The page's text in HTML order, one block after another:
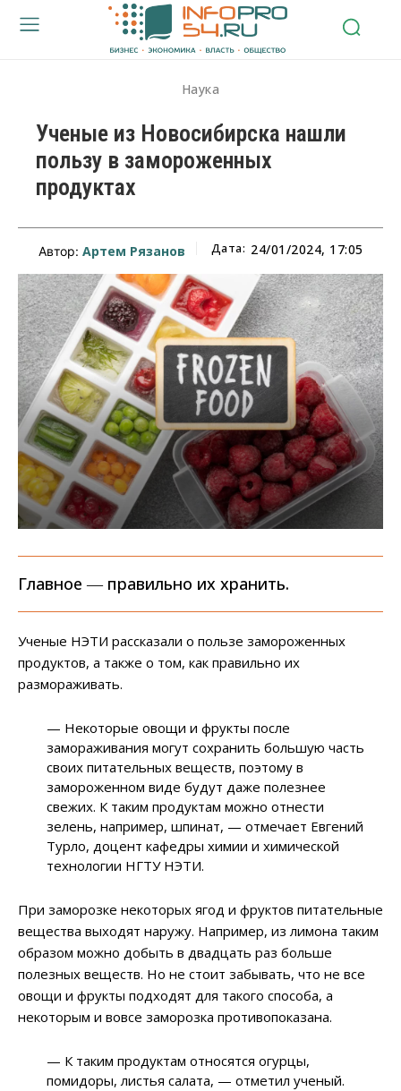
Наука
Ученые из Новосибирска нашли
пользу в замороженных
продуктах
Автор: Артем Рязанов Дата: 24/01/2024, 17:05
Главное ― правильно их хранить.
Ученые НЭТИ рассказали о пользе замороженных
продуктов, а также о том, как правильно их
размораживать.
— Некоторые овощи и фрукты после
замораживания могут сохранить большую часть
своих питательных веществ, поэтому в
замороженном виде будут даже полезнее
свежих. К таким продуктам можно отнести
зелень, например, шпинат, — отмечает Евгений
Турло, доцент кафедры химии и химической
технологии НГТУ НЭТИ.
При заморозке некоторых ягод и фруктов питательные
вещества выходят наружу. Например, из лимона таким
образом можно добыть в двадцать раз больше
полезных веществ. Но не стоит забывать, что не все
овощи и фрукты подходят для такого способа, а
некоторым и вовсе заморозка противопоказана.
— К таким продуктам относятся огурцы,
помидоры, листья салата, — отметил ученый.